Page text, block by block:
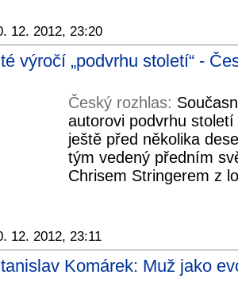
12. 2012, 23:20
výročí „podvrhu století“ -
Český rozhlas:
autorovi podvrhu
ještě před několika
tým vedený předním
Chrisem Stringerem z
12. 2012, 23:11
Komárek: Muž jako